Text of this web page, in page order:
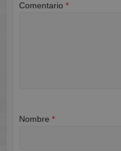
Comentario *
Nombre *